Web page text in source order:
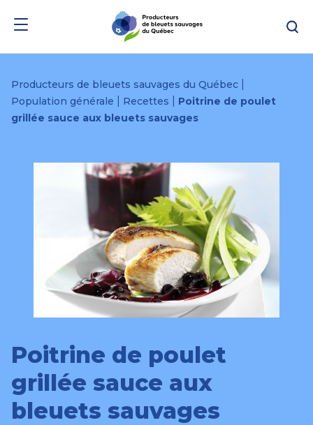
au
au
Producteurs de bleuets sauvages du Québec
Population générale Recettes
Poitrine de poulet
grillée sauce aux bleuets sauvages
Poitrine de poulet
grillée sauce aux
bleuets sauvages